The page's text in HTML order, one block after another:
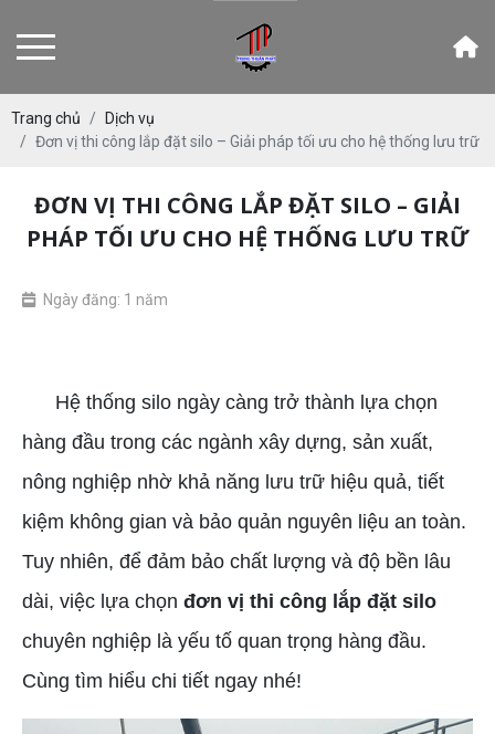
Trang chủ
Dịch vụ
Đơn vị thi công lắp đặt silo – Giải pháp tối ưu cho hệ thống lưu trữ
ĐƠN VỊ THI CÔNG LẮP ĐẶT SILO – GIẢI
PHÁP TỐI ƯU CHO HỆ THỐNG LƯU TRỮ
Ngày đăng: 1 năm
Hệ thống silo ngày càng trở thành lựa chọn
hàng đầu trong các ngành xây dựng, sản xuất,
nông nghiệp nhờ khả năng lưu trữ hiệu quả, tiết
kiệm không gian và bảo quản nguyên liệu an toàn.
Tuy nhiên, để đảm bảo chất lượng và độ bền lâu
dài, việc lựa chọn đơn vị thi công lắp đặt silo
chuyên nghiệp là yếu tố quan trọng hàng đầu.
Cùng tìm hiểu chi tiết ngay nhé!